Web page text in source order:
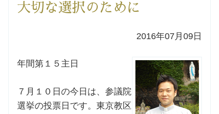
森田神父の講座
大切な選択のために
2016年07月09日
年間第１５主日
７月１０日の今日は、参議院
選挙の投票日です。東京教区